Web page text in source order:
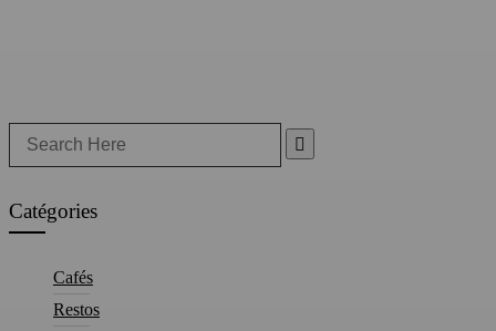
for:
Catégories
Cafés
Restos